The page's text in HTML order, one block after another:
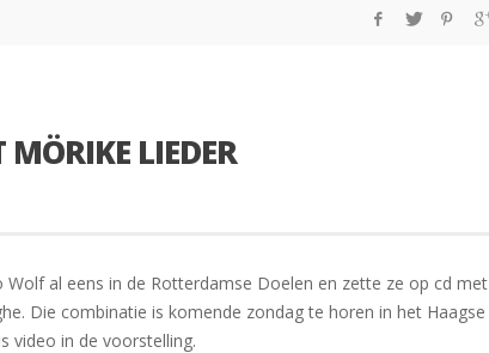
MÖRIKE LIEDER
al eens in de Rotterdamse Doelen en zette ze op cd met
Die combinatie is komende zondag te horen in het Haagse
video in de voorstelling.